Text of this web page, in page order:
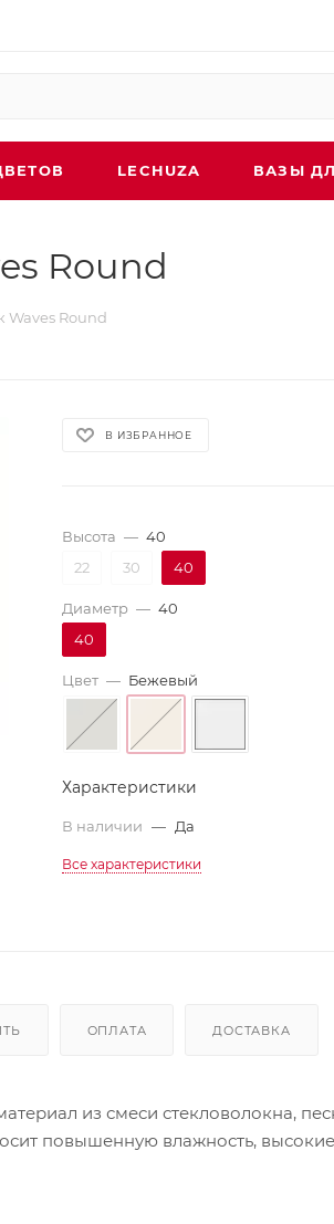
LECHUZA ВАЗЫ
Round
Round
В ИЗБРАННОЕ
Высота — 40
22
30 40
Диаметр — 40
40
Цвет — Бежевый
Характеристики
В наличии — Да
Все характеристики
ОПЛАТА ДОСТАВКА
из смеси стекловолокна,
повышенную влажность,